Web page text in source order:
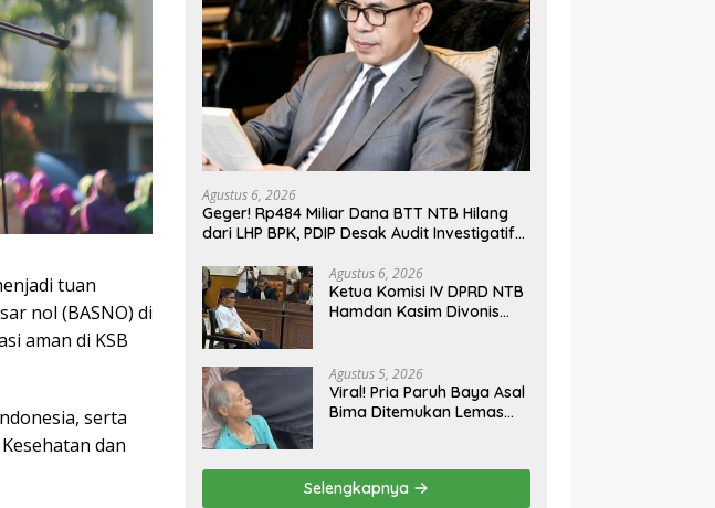
tuan
nol (BASNO) di
aman di KSB
serta
dan
Agustus 6, 2026
Geger! Rp484 Miliar Dana BTT NTB Hilang
dari LHP BPK, PDIP Desak Audit Investigatif
Agustus 6, 2026
Ketua Komisi IV DPRD NTB
Hamdan Kasim Divonis
Agustus 5, 2026
Viral! Pria Paruh Baya Asal
Bima Ditemukan Lemas
Selengkapnya